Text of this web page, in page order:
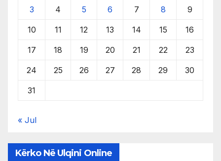
3 4 5 6 7 8 9
10 11 12 13 14 15 16
17 18 19 20 21 22 23
24 25 26 27 28 29 30
31
« Jul
Kërko Në Ulqini Online